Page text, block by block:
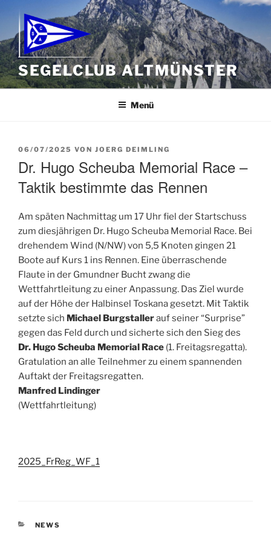
Inhalt
springen
SEGELCLUB ALTMÜNSTER
Menü
VERÖFFENTLICHT
06/07/2025 VON JOERG DEIMLING
Dr. Hugo Scheuba Memorial Race –
Taktik bestimmte das Rennen
Am späten Nachmittag um 17 Uhr fiel der Startschuss
zum diesjährigen Dr. Hugo Scheuba Memorial Race. Bei
drehendem Wind (N/NW) von 5,5 Knoten gingen 21
Boote auf Kurs 1 ins Rennen. Eine überraschende
Flaute in der Gmundner Bucht zwang die
Wettfahrtleitung zu einer Anpassung. Das Ziel wurde
auf der Höhe der Halbinsel Toskana gesetzt. Mit Taktik
setzte sich Michael Burgstallerauf seiner “Surprise”
gegen das Feld durch und sicherte sich den Sieg des
Dr. Hugo Scheuba Memorial Race (1. Freitagsregatta).
Gratulation an alle Teilnehmer zu einem spannenden
Auftakt der Freitagsregatten.
Manfred Lindinger
(Wettfahrtleitung)
2025_FrReg_WF_1
KATEGORIEN
NEWS